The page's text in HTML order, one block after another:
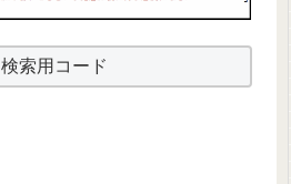
検索用コード